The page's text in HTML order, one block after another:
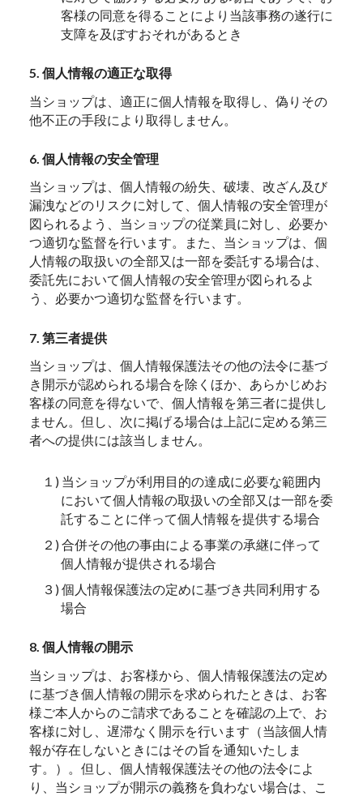
客様の同意を得ることにより当該事務の遂行に
支障を及ぼすおそれがあるとき
5. 個人情報の適正な取得
当ショップは、適正に個人情報を取得し、偽りその
他不正の手段により取得しません。
6. 個人情報の安全管理
当ショップは、個人情報の紛失、破壊、改ざん及び
漏洩などのリスクに対して、個人情報の安全管理が
図られるよう、当ショップの従業員に対し、必要か
つ適切な監督を行います。また、当ショップは、個
人情報の取扱いの全部又は一部を委託する場合は、
委託先において個人情報の安全管理が図られるよ
う、必要かつ適切な監督を行います。
7. 第三者提供
当ショップは、個人情報保護法その他の法令に基づ
き開示が認められる場合を除くほか、あらかじめお
客様の同意を得ないで、個人情報を第三者に提供し
ません。但し、次に掲げる場合は上記に定める第三
者への提供には該当しません。
１) 当ショップが利用目的の達成に必要な範囲内
において個人情報の取扱いの全部又は一部を委
託することに伴って個人情報を提供する場合
２) 合併その他の事由による事業の承継に伴って
個人情報が提供される場合
３) 個人情報保護法の定めに基づき共同利用する
場合
8. 個人情報の開示
当ショップは、お客様から、個人情報保護法の定め
に基づき個人情報の開示を求められたときは、お客
様ご本人からのご請求であることを確認の上で、お
客様に対し、遅滞なく開示を行います（当該個人情
報が存在しないときにはその旨を通知いたしま
す。）。但し、個人情報保護法その他の法令によ
り、当ショップが開示の義務を負わない場合は、こ